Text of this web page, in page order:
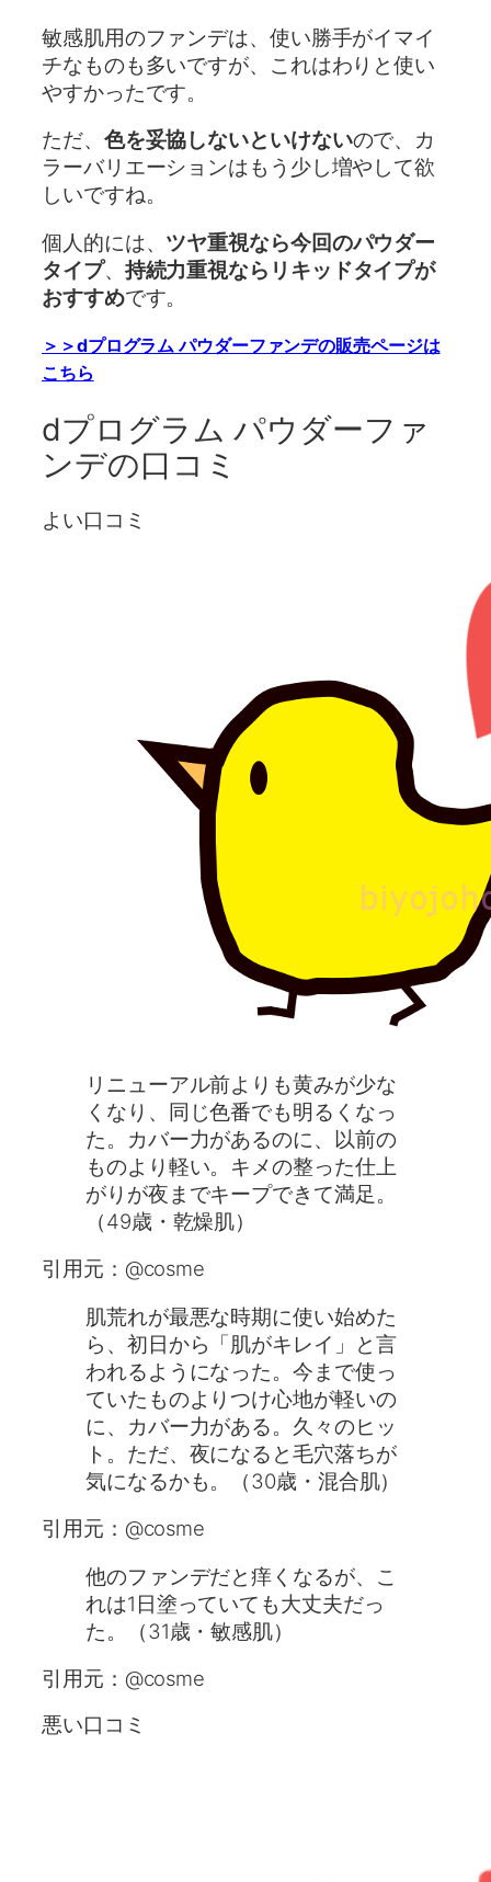
敏感肌用のファンデは、使い勝手がイマイ
チなものも多いですが、これはわりと使い
やすかったです。
ただ、 色を妥協しないといけないので、カ
ラーバリエーションはもう少し増やして欲
しいですね。
個人的には、 ツヤ重視なら今回のパウダー
タイプ、 持続力重視ならリキッドタイプが
おすすめです。
＞＞dプログラム パウダーファンデの販売ページは
こちら
dプログラム パウダーファ
ンデの口コミ
よい口コミ
リニューアル前よりも黄みが少な
くなり、同じ色番でも明るくなっ
た。カバー力があるのに、以前の
ものより軽い。キメの整った仕上
がりが夜までキープできて満足。
（49歳・乾燥肌）
引用元：@cosme
肌荒れが最悪な時期に使い始めた
ら、初日から「肌がキレイ」と言
われるようになった。今まで使っ
ていたものよりつけ心地が軽いの
に、カバー力がある。久々のヒッ
ト。ただ、夜になると毛穴落ちが
気になるかも。（30歳・混合肌）
引用元：@cosme
他のファンデだと痒くなるが、こ
れは1日塗っていても大丈夫だっ
た。（31歳・敏感肌）
引用元：@cosme
悪い口コミ